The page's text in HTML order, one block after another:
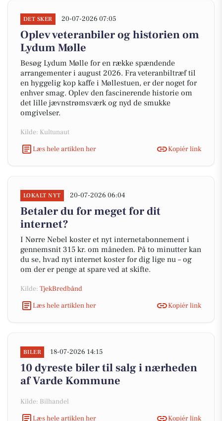
DET SKER 20-07-2026 07:05
Oplev veteranbiler og historien om
Lydum Mølle
Besøg Lydum Mølle for en række spændende
arrangementer i august 2026. Fra veteranbiltræf til
en hyggelig kop kaffe i Møllestuen, er der noget for
enhver smag. Oplev den fascinerende historie om
det lille jævnstrømsværk og nyd de smukke
omgivelser.
Kilde: Kultunaut
Læs hele artiklen her
Kopiér link
LOKALT NYT 20-07-2026 06:04
Betaler du for meget for dit
internet?
I Nørre Nebel koster et nyt internetabonnement i
gennemsnit 315 kr. om måneden. På to minutter kan
du se, hvad nyt internet koster for dig lige nu – og
om der er penge at spare ved at skifte.
Kilde: TjekBredbånd
Læs hele artiklen her
Kopiér link
BILER 18-07-2026 14:15
10 dyreste biler til salg i nærheden
af Varde Kommune
Kilde: Bilhandel
Læs hele artiklen her
Kopiér link